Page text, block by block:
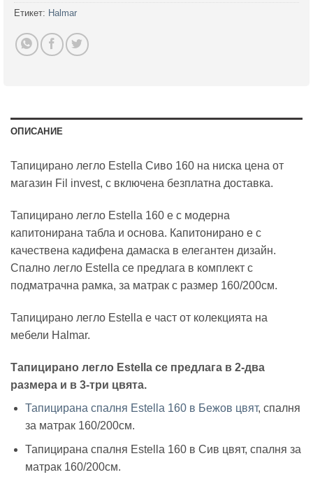
Етикет: Halmar
ОПИСАНИЕ
Тапицирано легло Estella Сиво 160 на ниска цена от
магазин Fil invest, с включена безплатна доставка.
Тапицирано легло Estella 160 е с модерна
капитонирана табла и основа. Капитонирано е с
качествена кадифена дамаска в елегантен дизайн.
Спално легло Estella се предлага в комплект с
подматрачна рамка, за матрак с размер 160/200см.
Тапицирано легло Estella е част от колекцията на
мебели Halmar.
Тапицирано легло Estella се предлага в 2-два
размера и в 3-три цвята.
Тапицирана спалня Estella 160 в Бежов цвят, спалня
за матрак 160/200см.
Тапицирана спалня Estella 160 в Сив цвят, спалня за
матрак 160/200см.